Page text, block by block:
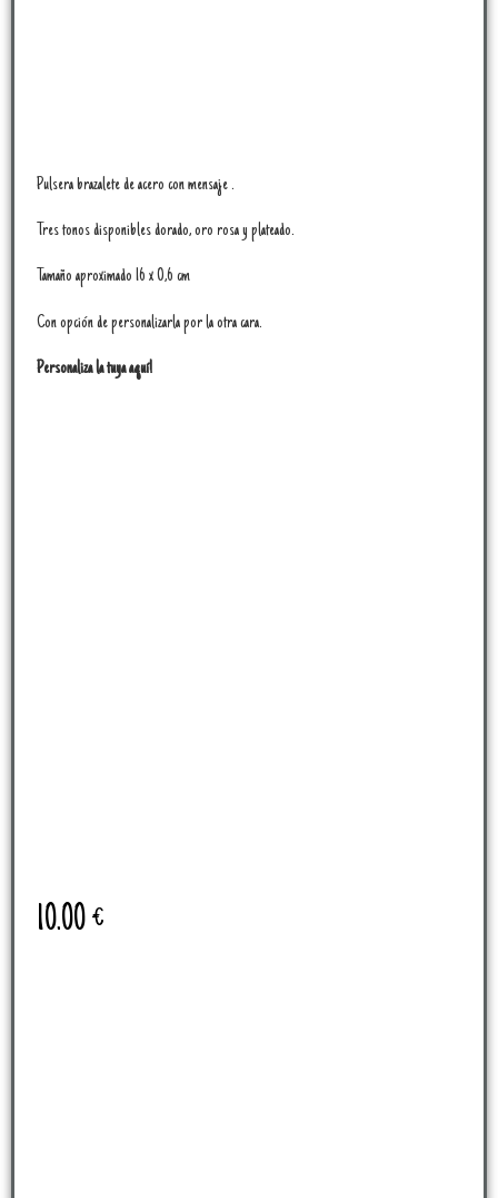
Pulsera brazalete de acero con mensaje .
Tres tonos disponibles dorado, oro rosa y plateado.
Tamaño aproximado 16 x 0,6 cm
Con opción de personalizarla por la otra cara.
Personaliza la tuya aquí!
10.00€